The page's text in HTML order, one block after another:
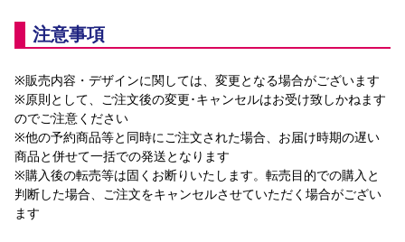
注意事項
※販売内容・デザインに関しては、変更となる場合がございます
※原則として、ご注文後の変更･キャンセルはお受け致しかねます
のでご注意ください
※他の予約商品等と同時にご注文された場合、お届け時期の遅い
商品と併せて一括での発送となります
※購入後の転売等は固くお断りいたします。転売目的での購入と
判断した場合、ご注文をキャンセルさせていただく場合がござい
ます